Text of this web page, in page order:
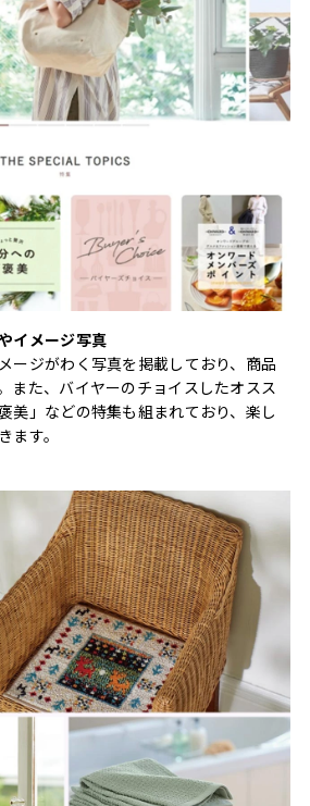
イメージ写真
ージがわく写真を掲載しており、商品
また、バイヤーのチョイスしたオスス
美」などの特集も組まれており、楽し
ます。